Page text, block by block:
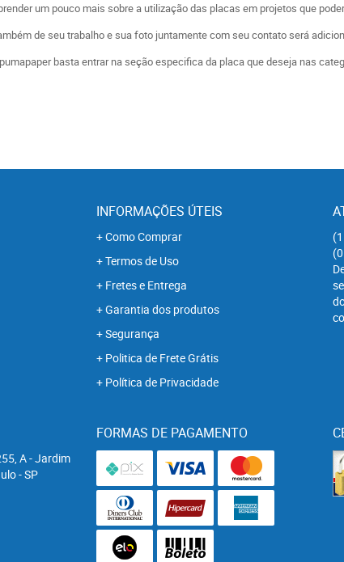
um pouco mais sobre a utilização das placas em projetos que
de seu trabalho e sua foto juntamente com seu contato será
basta entrar na seção especifica da placa que deseja nas
INFORMAÇÕES ÚTEIS
Como Comprar
Termos de Uso
Fretes e Entrega
Garantia dos produtos
Segurança
Politica de Frete Grátis
Política de Privacidade
A-Jardim
-SP
FORMAS DE PAGAMENTO